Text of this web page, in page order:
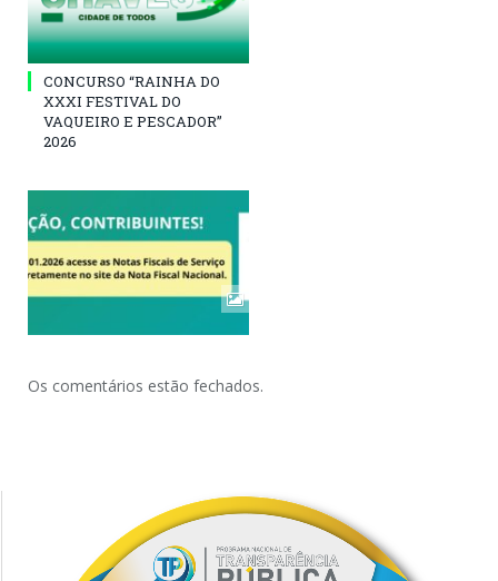
CONCURSO “RAINHA DO
XXXI FESTIVAL DO
VAQUEIRO E PESCADOR”
2026
Os comentários estão fechados.